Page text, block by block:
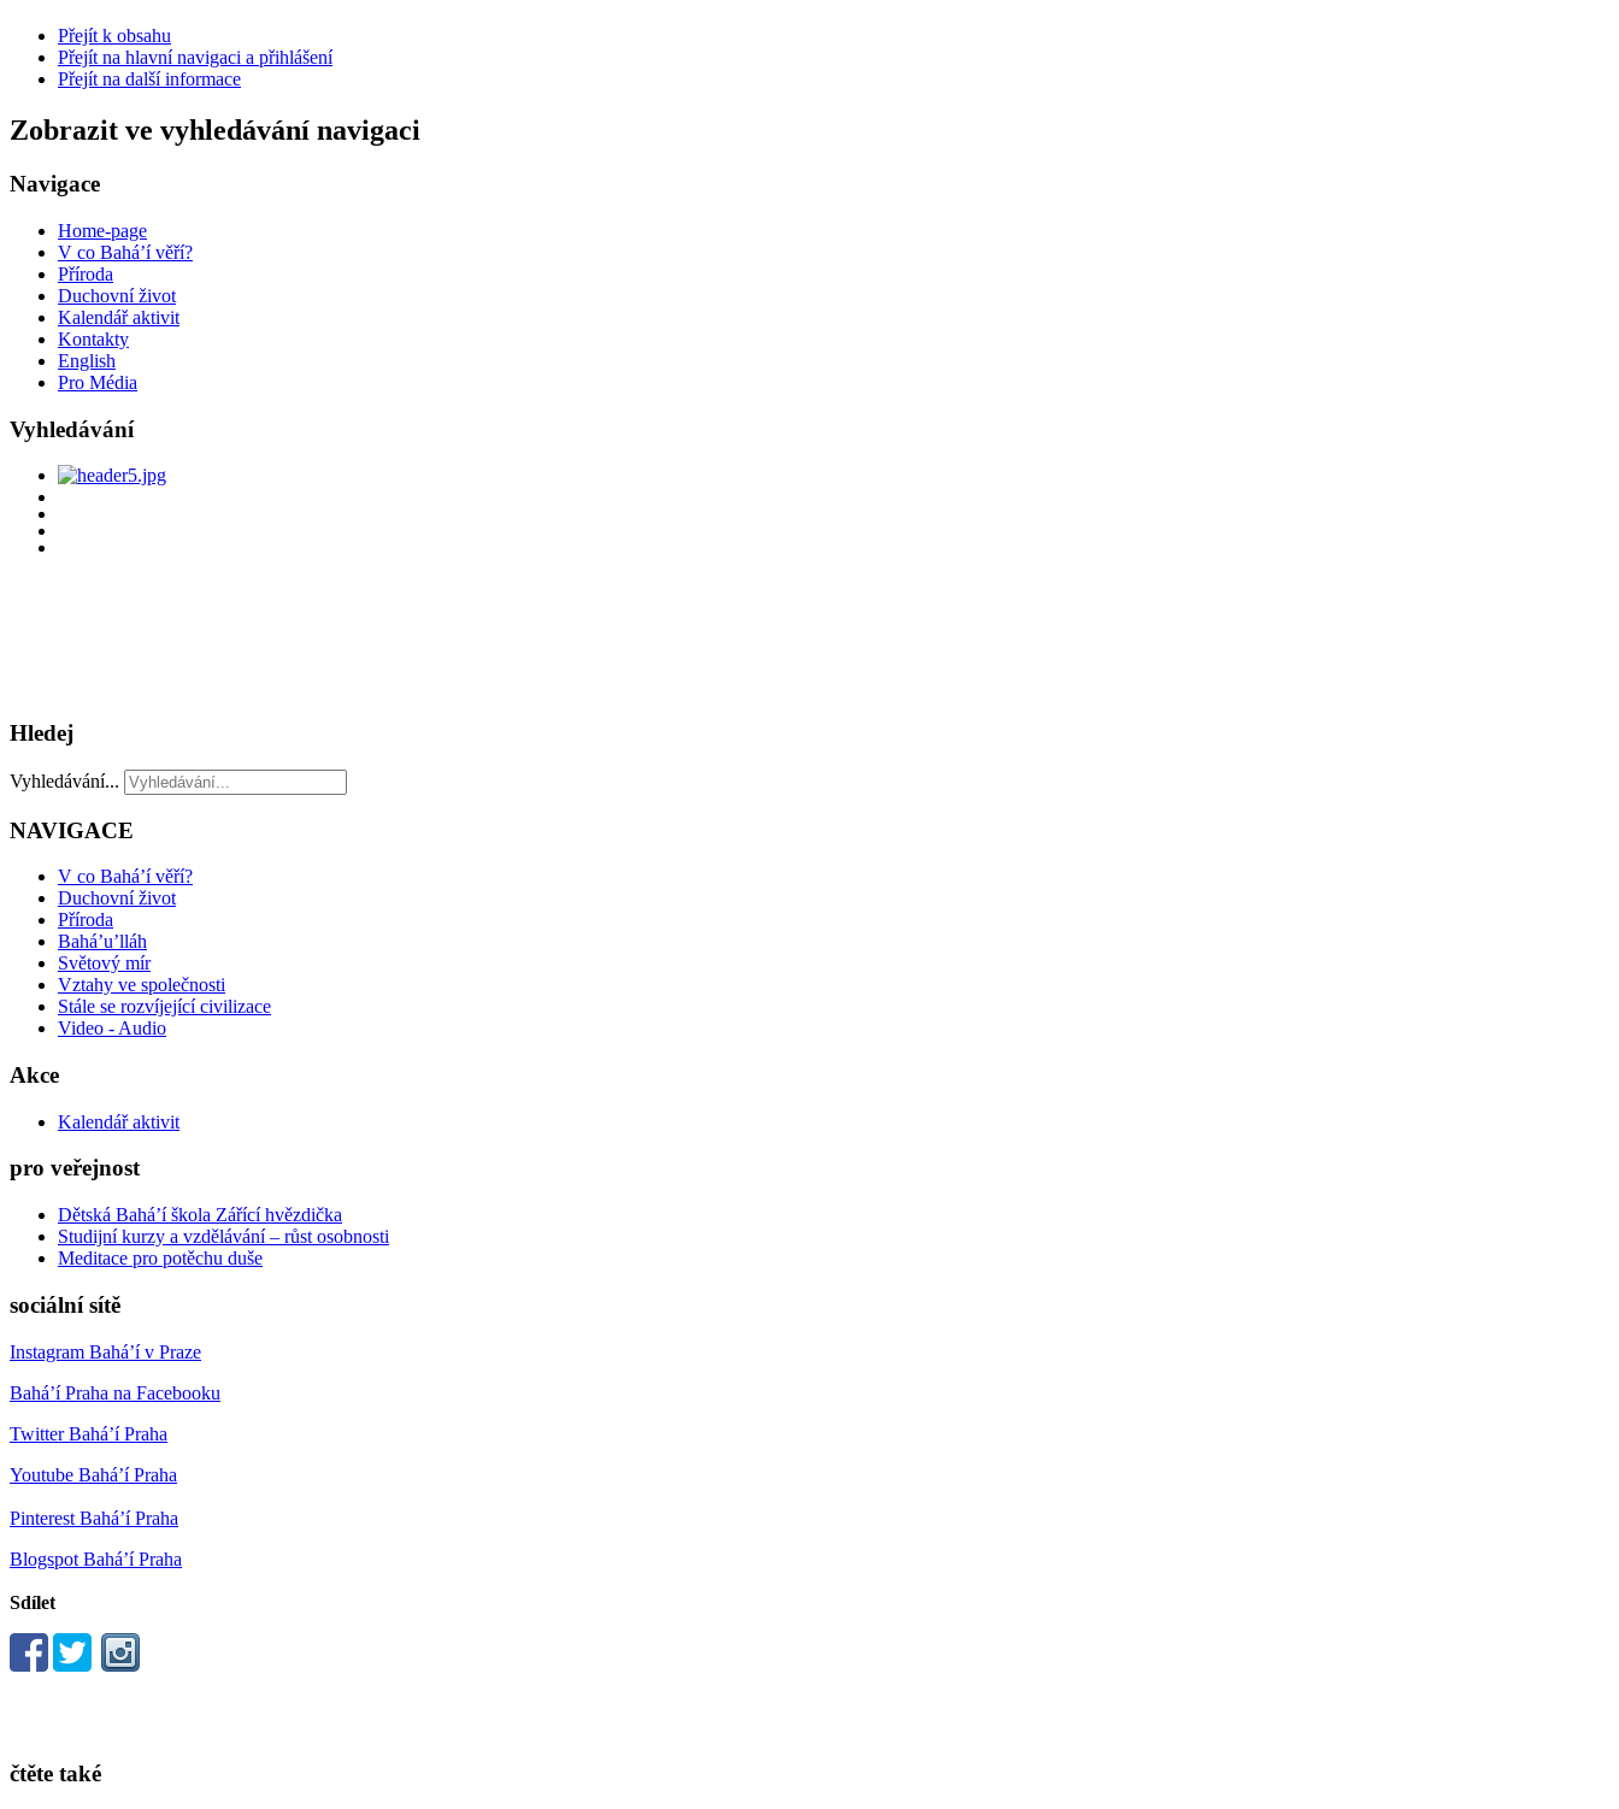
Přejít k obsahu
Přejít na hlavní navigaci a přihlášení
Přejít na další informace
Zobrazit ve vyhledávání navigaci
Navigace
Home-page
V co Bahá’í věří?
Příroda
Duchovní život
Kalendář aktivit
Kontakty
English
Pro Média
Vyhledávání
Hledej
Vyhledávání...
NAVIGACE
V co Bahá’í věří?
Duchovní život
Příroda
Bahá’u’lláh
Světový mír
Vztahy ve společnosti
Stále se rozvíjející civilizace
Video - Audio
Akce
Kalendář aktivit
pro veřejnost
Dětská Bahá’í škola Zářící hvězdička
Studijní kurzy a vzdělávání – růst osobnosti
Meditace pro potěchu duše
sociální sítě
Instagram Bahá’í v Praze
Bahá’í Praha na Facebooku
Twitter Bahá’í Praha
Youtube Bahá’í Praha
Pinterest Bahá’í Praha
Blogspot Bahá’í Praha
Sdílet
čtěte také